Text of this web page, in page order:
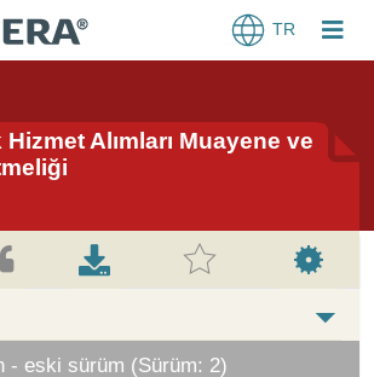
TR
Hizmet Alımları Muayene ve
- eski sürüm (Sürüm: 2)